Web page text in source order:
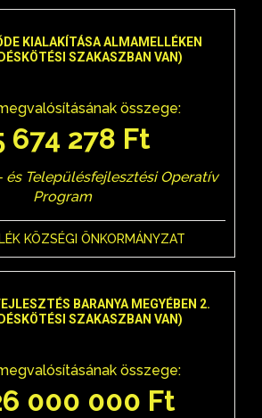
KIALAKÍTÁSA ALMAMELLÉKEN
SZAKASZBAN VAN)
összege:
674 278 Ft
és Településfejlesztési Operatív
Program
KÖZSÉGI ÖNKORMÁNYZAT
BARANYA MEGYÉBEN 2.
SZAKASZBAN VAN)
összege:
000 000 Ft